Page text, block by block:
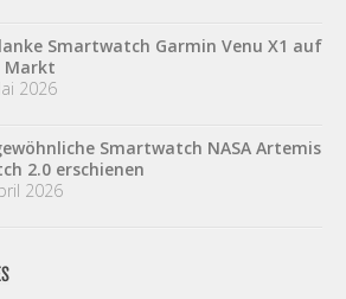
Smartwatch Garmin Venu X1 auf
Markt
2026
Smartwatch NASA Artemis
2.0 erschienen
2026